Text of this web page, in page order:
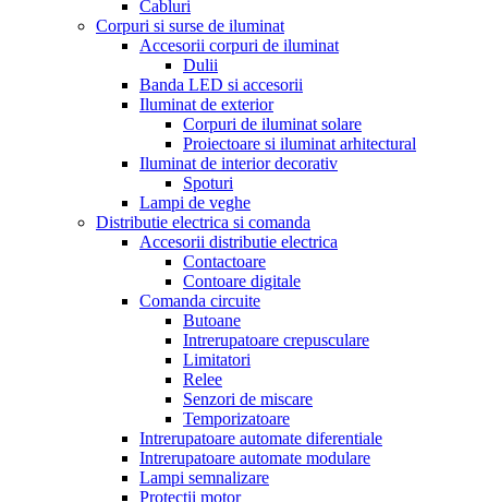
Cabluri
Corpuri si surse de iluminat
Accesorii corpuri de iluminat
Dulii
Banda LED si accesorii
Iluminat de exterior
Corpuri de iluminat solare
Proiectoare si iluminat arhitectural
Iluminat de interior decorativ
Spoturi
Lampi de veghe
Distributie electrica si comanda
Accesorii distributie electrica
Contactoare
Contoare digitale
Comanda circuite
Butoane
Intrerupatoare crepusculare
Limitatori
Relee
Senzori de miscare
Temporizatoare
Intrerupatoare automate diferentiale
Intrerupatoare automate modulare
Lampi semnalizare
Protectii motor